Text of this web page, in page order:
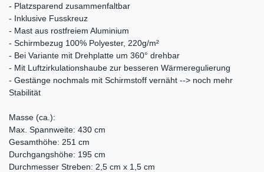
- Platzsparend zusammenfaltbar
- Inklusive Fusskreuz
- Mast aus rostfreiem Aluminium
- Schirmbezug 100% Polyester, 220g/m²
- Bei Variante mit Drehplatte um 360° drehbar
- Mit Luftzirkulationshaube zur besseren Wärmeregulierung
- Gestänge nochmals mit Schirmstoff vernäht --> noch mehr
Stabilität
Masse (ca.):
Max. Spannweite: 430 cm
Gesamthöhe: 251 cm
Durchgangshöhe: 195 cm
Durchmesser Streben: 2,5 cm x 1,5 cm